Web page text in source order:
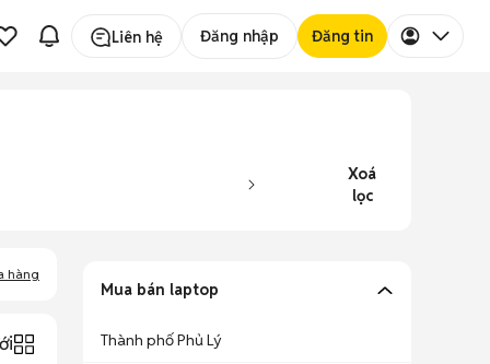
Liên hệ Đăng nhập Đăng tin
Xoá
lọc
hàng
Mua bán laptop
Thành phố Phủ Lý